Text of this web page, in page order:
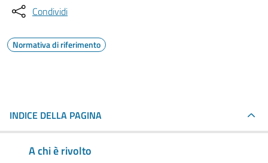
Condividi
Normativa di riferimento
INDICE DELLA PAGINA
A chi è rivolto